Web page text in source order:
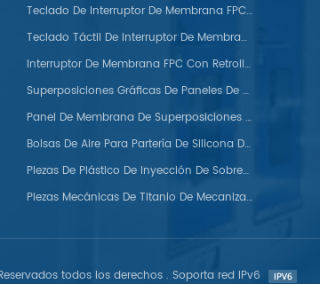
Teclado De Interruptor De Membrana FPC Con Domo Metálico
Teclado Táctil De Interruptor De Membrana FPC
Interruptor De Membrana FPC Con Retroiluminación LED
Superposiciones Gráficas De Paneles De Membrana Para Automóviles
Panel De Membrana De Superposiciones Gráficas De Silicona
Bolsas De Aire Para Partería De Silicona De Grado Médico
Piezas De Plástico De Inyección De Sobremoldeo
Piezas Mecánicas De Titanio De Mecanizado CNC Personalizadas
todos los derechos . Soporta red IPv6